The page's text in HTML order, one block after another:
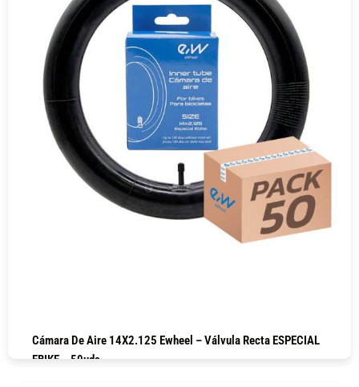
Cámara De Aire 14X2.125 Ewheel – Válvula Recta ESPECIAL
EBIKE – 50uds